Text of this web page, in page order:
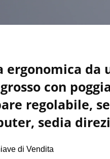
ergonomica
con
regolabile,
sedia
di Vendita